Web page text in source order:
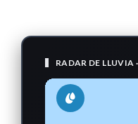
RADAR DE LLUVIA